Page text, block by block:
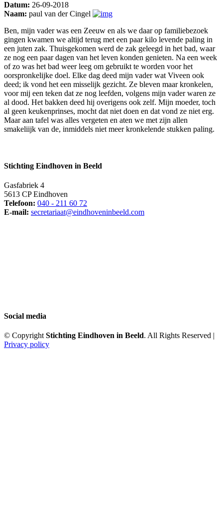
Datum: 26-09-2018
Naam: paul van der Cingel
Ben, mijn vader was een Zeeuw en als we daar op familiebezoek
gingen kwamen we altijd terug met een paar kilo levende paling in
een juten zak. Thuisgekomen werd de zak geleegd in het bad, waar
ze nog een paar dagen van het leven konden genieten. Na een week
of zo was het bad weer leeg om gebruikt te worden voor het
oorspronkelijke doel. Elke dag deed mijn vader wat Viveen ook
deed; ik vond het een misselijk gezicht. Ze bleven maar kronkelen,
voor mij een teken dat ze nog leefden, volgens mijn vader waren ze
al dood. Het bakken deed hij overigens ook zelf. Mijn moeder, toch
al geen keukenprinses, mocht dat niet doen en dat vond ze niet erg.
Maar aan tafel was alles vergeten en aten we met zijn allen
smakeliijk van de, inmiddels niet meer kronkelende stukken paling.
Stichting Eindhoven in Beeld
Gasfabriek 4
5613 CP Eindhoven
Telefoon: 040 - 211 60 72
E-mail: secretariaat@eindhoveninbeeld.com
Social media
© CopyrightStichting Eindhoven in Beeld. All Rights Reserved |
Privacy policy